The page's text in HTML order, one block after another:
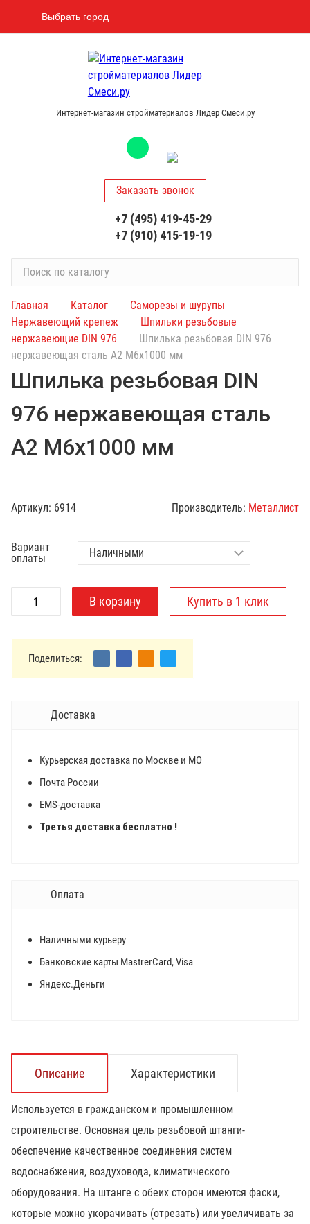
Выбрать город
Интернет-магазин стройматериалов Лидер Смеси.ру
и
с
т
л
Заказать звонок
+7 (495) 419-45-29
+7 (910) 415-19-19
Главная Каталог
Саморезы и шурупы
Нержавеющий крепеж
Шпильки резьбовые
нержавеющие DIN 976
Шпилька резьбовая DIN 976
нержавеющая сталь А2 М6х1000 мм
Шпилька резьбовая DIN
976 нержавеющая сталь
А2 М6х1000 мм
Артикул: 6914 Производитель: Металлист
Вариант
оплаты
Поделиться:
Доставка
Курьерская доставка по Москве и МО
Почта России
EMS-доставка
Третья доставка бесплатно !
Оплата
Наличными курьеру
Банковские карты MastrerCard, Visa
Яндекс.Деньги
Описание Характеристики
Используется в гражданском и промышленном
строительстве. Основная цель резьбовой штанги-
обеспечение качественное соединения систем
водоснабжения, воздуховода, климатического
оборудования. На штанге с обеих сторон имеются фаски,
которые можно укорачивать (отрезать) или увеличивать за